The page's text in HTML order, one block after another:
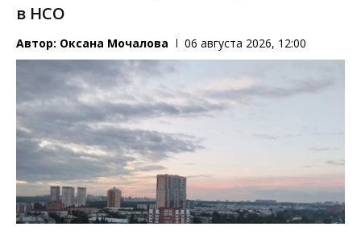
в НСО
Автор: Оксана Мочалова 06 августа 2026, 12:00